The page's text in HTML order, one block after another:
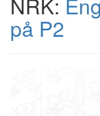
på P2